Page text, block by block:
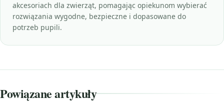
akcesoriach dla zwierząt, pomagając opiekunom wybierać
rozwiązania wygodne, bezpieczne i dopasowane do
potrzeb pupili.
Powiązane artykuły